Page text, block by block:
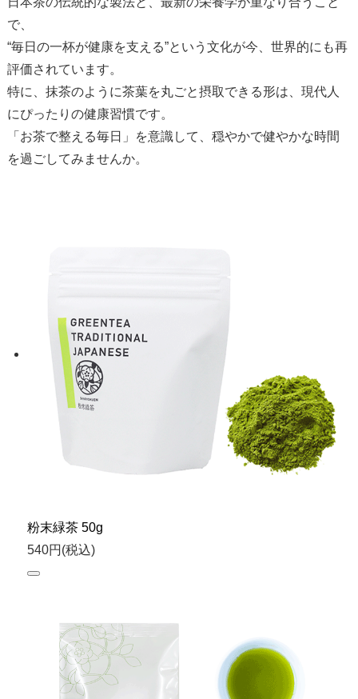
で、
“毎日の一杯が健康を支える”という文化が今、世界的にも再
評価されています。
特に、抹茶のように茶葉を丸ごと摂取できる形は、現代人
にぴったりの健康習慣です。
「お茶で整える毎日」を意識して、穏やかで健やかな時間
を過ごしてみませんか。
粉末緑茶 50g
540円(税込)